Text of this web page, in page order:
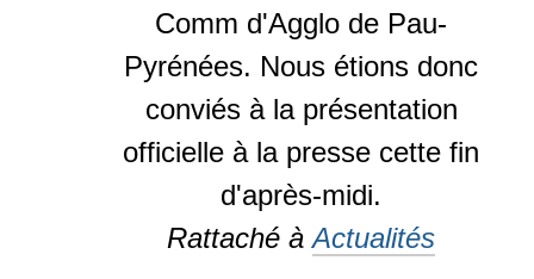
Comm d'Agglo de Pau-
Pyrénées. Nous étions donc
conviés à la présentation
officielle à la presse cette fin
d'après-midi.
Rattaché à Actualités